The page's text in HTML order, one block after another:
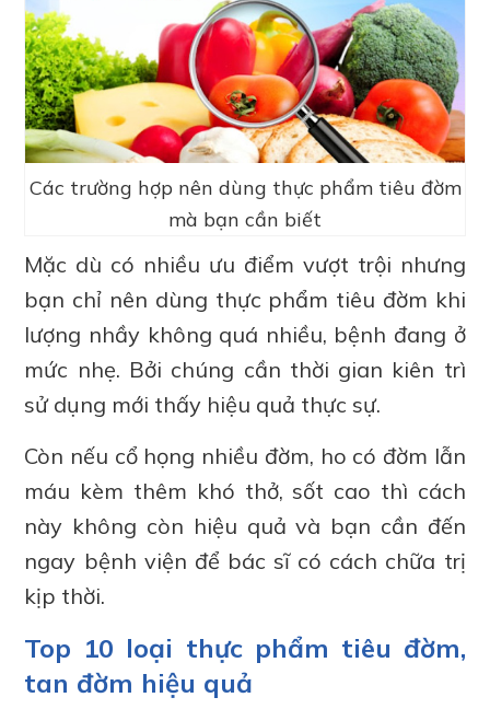
Các trường hợp nên dùng thực phẩm tiêu đờm
mà bạn cần biết
Mặc dù có nhiều ưu điểm vượt trội nhưng
bạn chỉ nên dùng thực phẩm tiêu đờm khi
lượng nhầy không quá nhiều, bệnh đang ở
mức nhẹ. Bởi chúng cần thời gian kiên trì
sử dụng mới thấy hiệu quả thực sự.
Còn nếu cổ họng nhiều đờm, ho có đờm lẫn
máu kèm thêm khó thở, sốt cao thì cách
này không còn hiệu quả và bạn cần đến
ngay bệnh viện để bác sĩ có cách chữa trị
kịp thời.
Top 10 loại thực phẩm tiêu đờm,
tan đờm hiệu quả